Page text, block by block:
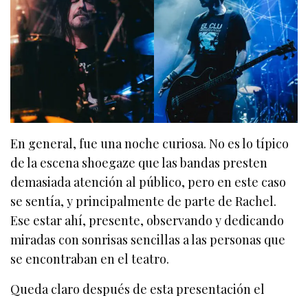
En general, fue una noche curiosa. No es lo típico
de la escena shoegaze que las bandas presten
demasiada atención al público, pero en este caso
se sentía, y principalmente de parte de Rachel.
Ese estar ahí, presente, observando y dedicando
miradas con sonrisas sencillas a las personas que
se encontraban en el teatro.
Queda claro después de esta presentación el